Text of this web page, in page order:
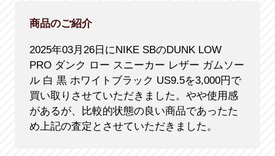
商品のご紹介
2025年03月26日にNIKE SBのDUNK LOW
PRO ダンク ロー スニーカー レザー ガムソー
ル 白 黒 ホワイトブラック US9.5を3,000円で
買い取りさせていただきました。やや使用感
があるが、比較的状態の良い商品であったた
め上記の査定とさせていただきました。